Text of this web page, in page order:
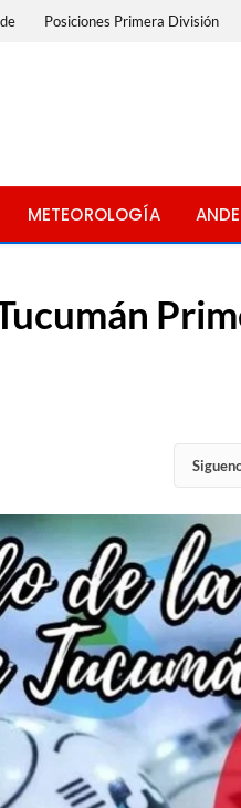
Posiciones Primera División
METEOROLOGÍA